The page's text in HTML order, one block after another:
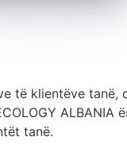
të klientëve
tanë.